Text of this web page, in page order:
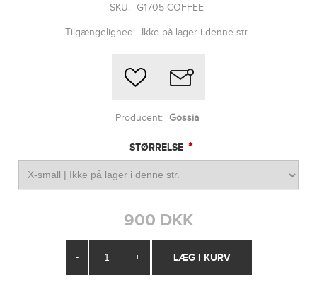
SKU: G1705-COFFEE
Tilgængelighed: Ikke på lager i denne str.
Producent: Gossia
STØRRELSE *
900 DKK
- +